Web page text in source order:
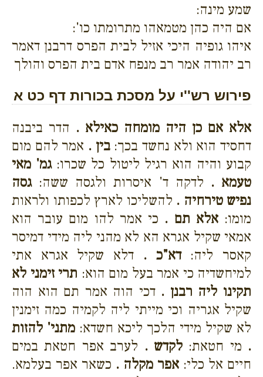
שמע מינה:
אם היה כהן מטמאהו מתרומתו כו':
איהו גופיה היכי אזיל לבית הפרס דרבנן דאמר
רב יהודה אמר רב מנפח אדם בית הפרס והולך
פירוש רש''י על מסכת בכורות דף כט א
אלא אם כן היה מומחה כאילא . הדר ביבנה
דחסיד הוא ולא נחשד בכך:בין . אמר להם מום
קבוע והיה הוא רגיל ליטול כל שכרו:גמ' מאי
טעמא . לדקה ד' איסרות ולגסה ששה:גסה
נפיש טירחיה . להשליכו לארץ לכפותו ולראות
מומו:אלא תם . כי אמר להו מום עובר הוא
אמאי שקיל אגרא הא לא מהני ליה מידי דמיסר
קאסר ליה:דא"כ . דלא שקיל אגרא אתי
למיחשדיה כי אמר בעל מום הוא: תרי זימני לא
תקינו ליה רבנן . דכי הוה אמר תם הוא הוה
שקיל אגריה וכי מייתי ליה לקמיה כמה זימנין
לא שקיל מידי הלכך ליכא חשדא: מתני' להזות
. מי חטאת:לקדש . לערב אפר חטאת במים
חיים אל כלי: אפר מקלה . כשאר אפר בעלמא.